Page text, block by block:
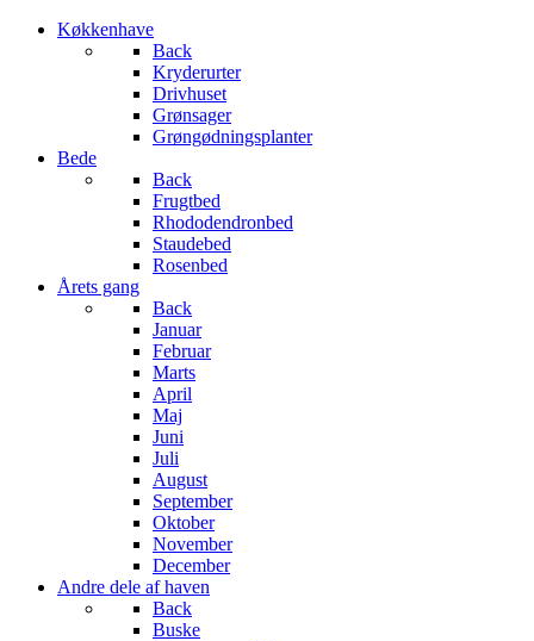
Køkkenhave
Back
Kryderurter
Drivhuset
Grønsager
Grøngødningsplanter
Bede
Back
Frugtbed
Rhododendronbed
Staudebed
Rosenbed
Årets gang
Back
Januar
Februar
Marts
April
Maj
Juni
Juli
August
September
Oktober
November
December
Andre dele af haven
Back
Buske